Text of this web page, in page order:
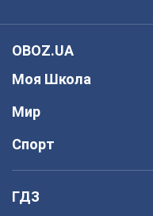
OBOZ.UA
Моя Школа
Мир
Спорт
ГДЗ